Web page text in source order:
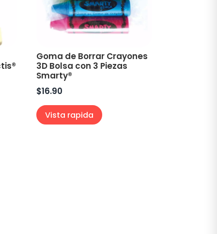
Goma de Borrar Crayones
3D Bolsa con 3 Piezas
Smarty®
$16.90
Vista rapida